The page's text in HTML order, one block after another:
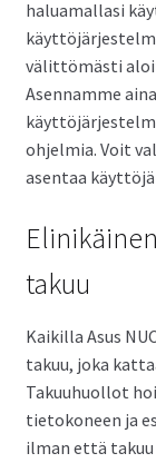
haluamallasi
välittömästi
Asennamme
ohjelmia. Voit
asentaa
takuu
Kaikilla Asus
takuu, joka
Takuuhuollot
tietokoneen ja
ilman että